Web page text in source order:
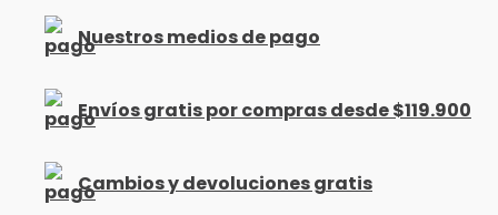
Nuestros medios de pago
Envíos gratis por compras desde $119.900
Cambios y devoluciones gratis